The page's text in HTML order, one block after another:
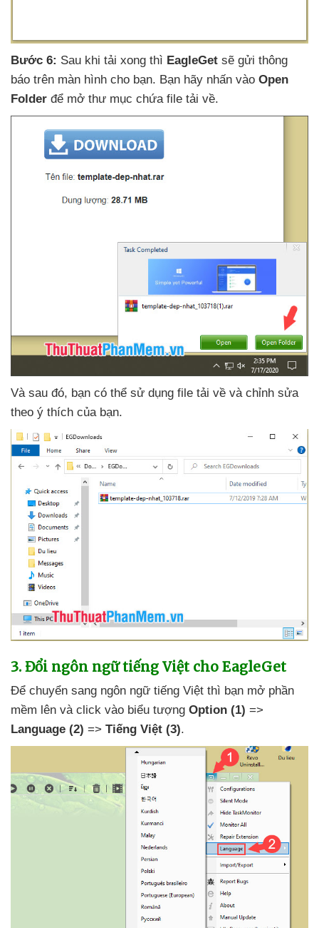
Bước 6: Sau khi tải xong thì EagleGet sẽ gửi thông
báo trên màn hình cho bạn. Bạn hãy nhấn vào Open
Folder để mở thư mục chứa file tải về.
Và sau đó, bạn có thể sử dụng file tải về và chỉnh sửa
theo ý thích của bạn.
3. Đổi ngôn ngữ tiếng Việt cho EagleGet
Để chuyển sang ngôn ngữ tiếng Việt thì bạn mở phần
mềm lên và click vào biểu tượng Option (1) =>
Language (2) => Tiếng Việt (3).